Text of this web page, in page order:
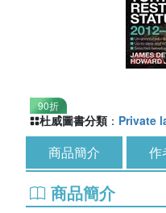
90折
杜威圖書分類 ： Private
商品簡介 作
商品簡介